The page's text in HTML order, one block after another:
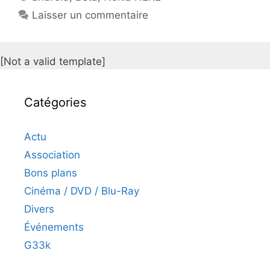
Laisser un commentaire
[Not a valid template]
Catégories
Actu
Association
Bons plans
Cinéma / DVD / Blu-Ray
Divers
Événements
G33k